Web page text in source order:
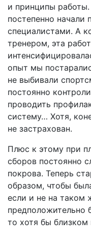
и принципы
постепенно начали
специалистами. А
тренером, эта
опыт мы
не выбивали
постоянно
проводить
систему… Хотя,
не застрахован.
Плюс к этому при
сборов постоянно
покрова. Теперь
образом, чтобы
если и не на таком
предположительно
то хотя бы близком